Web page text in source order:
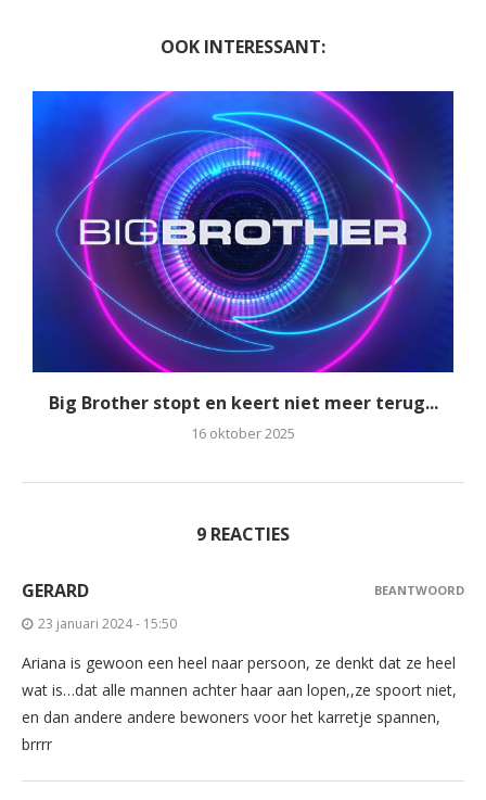
OOK INTERESSANT:
Big Brother stopt en keert niet meer terug...
16 oktober 2025
9 REACTIES
GERARD
23 januari 2024 - 15:50
Ariana is gewoon een heel naar persoon, ze denkt dat ze heel
wat is…dat alle mannen achter haar aan lopen,,ze spoort niet,
en dan andere andere bewoners voor het karretje spannen,
brrrr
BEANTWOORD